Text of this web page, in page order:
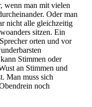
wenn man mit vielen
Oder man
nicht alle gleichzeitig
sitzen. Ein
orten und vor
Stimmen oder
an Stimmen und
Man muss sich
noch